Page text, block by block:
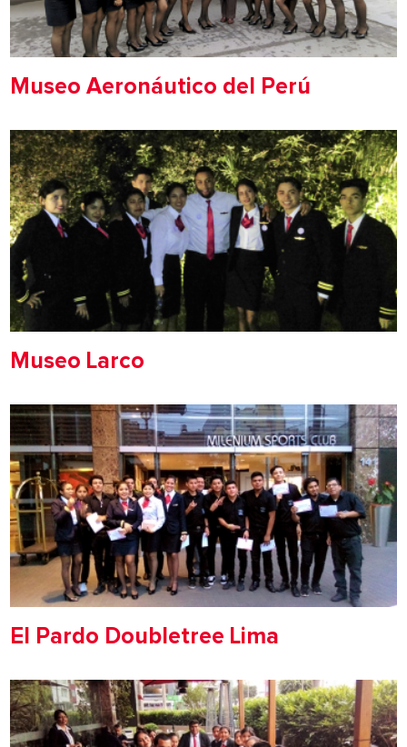
Museo Aeronáutico del Perú
Museo Larco
El Pardo Doubletree Lima